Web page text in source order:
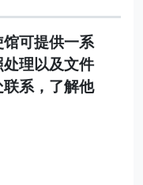
可提供一系
理以及文件
系，了解他